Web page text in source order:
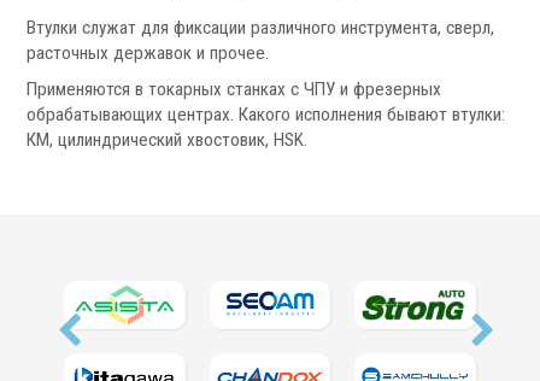
Логистика
Контакты
Заявка
Втулки служат для фиксации различного инструмента, сверл,
расточных державок и прочее.
Применяются в токарных станках с ЧПУ и фрезерных
обрабатывающих центрах. Какого исполнения бывают втулки:
КМ, цилиндрический хвостовик, HSK.